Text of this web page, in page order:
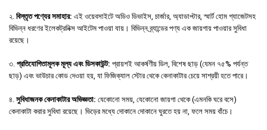
২. বিস্তৃত পণ্যের সমাহার: এই ওয়েবসাইটে অডিও ডিভাইস, চার্জার, অ্যাডাপ্টার, স্মার্ট হোম গ্যাজেটসহ
বিভিন্ন ধরণের ইলেকট্রনিক্স আইটেম পাওয়া যায়। বিভিন্ন ব্র্যান্ডের পণ্য এক জায়গায় পাওয়ার সুবিধা
রয়েছে।
৩. প্রতিযোগিতামূলক মূল্য এবং ডিসকাউন্ট: প্রায়শই আকর্ষণীয় ডিল, বিশেষ ছাড় (যেমন ৭৫% পর্যন্ত
ছাড়) এবং ভাউচার কোড দেওয়া হয়, যা ফিজিক্যাল স্টোর থেকে কেনাকাটার চেয়ে সাশ্রয়ী হতে পারে।
৪. সুবিধাজনক কেনাকাটার অভিজ্ঞতা: যেকোনো সময়, যেকোনো জায়গা থেকে (এমনকি ঘরে বসে)
কেনাকাটা করার সুবিধা রয়েছে। ভিড়ের মধ্যে দোকানে দোকানে ঘুরতে হয় না, ফলে সময় বাঁচে।